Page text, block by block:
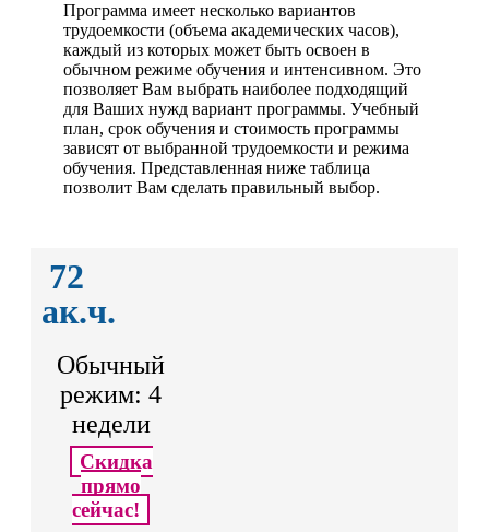
Программа имеет несколько вариантов
трудоемкости (объема академических часов),
каждый из которых может быть освоен в
обычном режиме обучения и интенсивном. Это
позволяет Вам выбрать наиболее подходящий
для Ваших нужд вариант программы. Учебный
план, срок обучения и стоимость программы
зависят от выбранной трудоемкости и режима
обучения. Представленная ниже таблица
позволит Вам сделать правильный выбор.
72
ак.ч.
Обычный
режим: 4
недели
Скидка
прямо
сейчас!